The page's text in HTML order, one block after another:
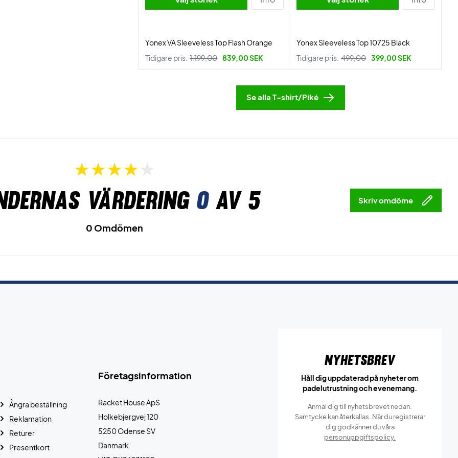
Yonex VA Sleeveless Top Flash Orange
Tidigare pris: 1.199,00 839,00 SEK
Yonex Sleeveless Top 10725 Black
Tidigare pris: 499,00 399,00 SEK
Se alla T-shirt/Piké
värdering 0av 5 Skriv omdöme
0 Omdömen
Företagsinformation
Racket House ApS
Holkebjergvej 120
5250 Odense SV
Danmark
Ångra beställning
Reklamation
Returer
Presentkort
Nyhetsbrev
Håll dig uppdaterad på nyheter om
padelutrustning och evenemang.
Anmäl dig till nyhetsbrevet nedan.
Samtycke kan återkallas. När du registrerar
dig godkänner du våra
personuppgiftspolicy.